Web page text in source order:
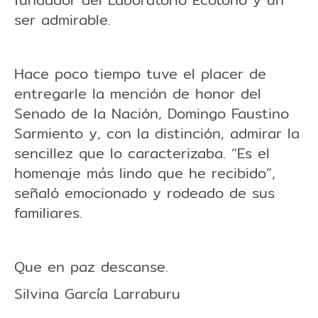
ser admirable.
Hace poco tiempo tuve el placer de
entregarle la mención de honor del
Senado de la Nación, Domingo Faustino
Sarmiento y, con la distinción, admirar la
sencillez que lo caracterizaba. “Es el
homenaje más lindo que he recibido”,
señaló emocionado y rodeado de sus
familiares.
Que en paz descanse.
Silvina García Larraburu